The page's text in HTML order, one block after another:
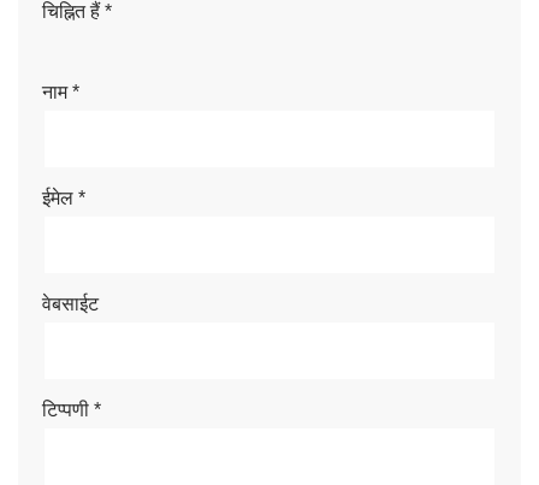
चिह्नित हैं *
नाम*
ईमेल *
वेबसाईट
टिप्पणी *